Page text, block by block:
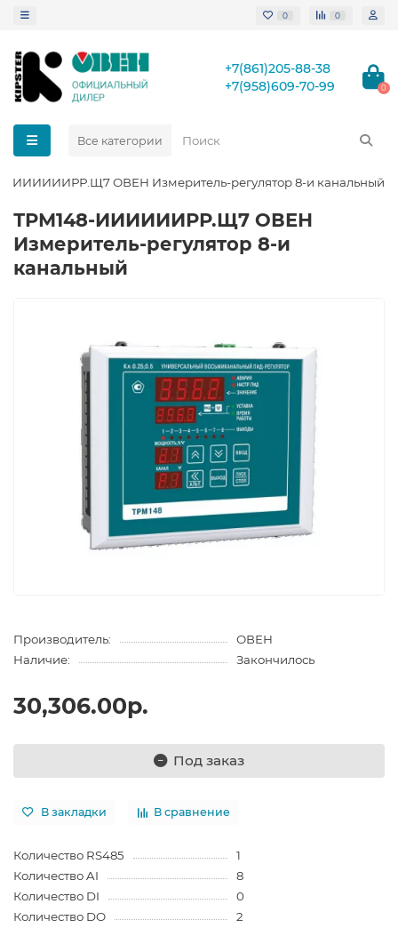
0 0
+7(861)205-88-38
+7(958)609-70-99
0
Все категории
ИИИИИИРР.Щ7 ОВЕН Измеритель-регулятор 8-и канальный
ТРМ148-ИИИИИИРР.Щ7 ОВЕН
Измеритель-регулятор 8-и
канальный
Производитель:
ОВЕН
Наличие:
Закончилось
30,306.00р.
Под заказ
В закладки В сравнение
Количество RS485
1
Количество AI
8
Количество DI
0
Количество DO
2